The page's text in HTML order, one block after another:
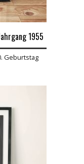
1955
Geburtstag